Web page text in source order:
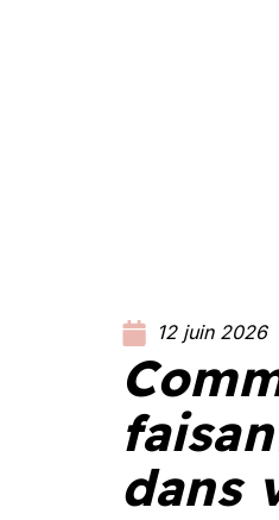
12 juin 2026
dans